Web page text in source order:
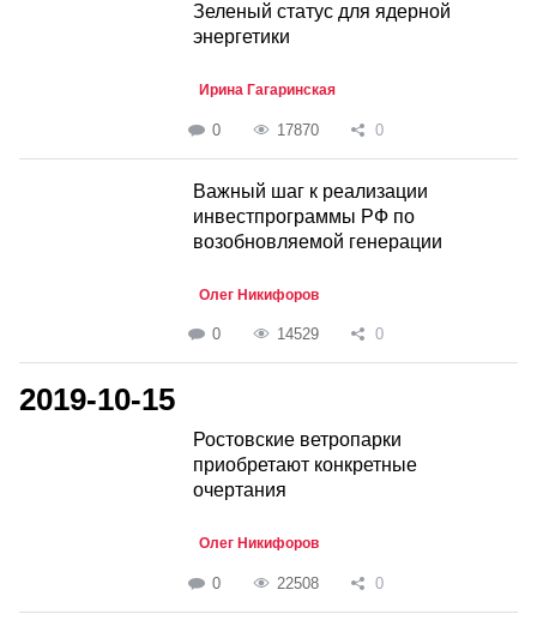
Зеленый статус для ядерной
энергетики
Ирина Гагаринская
0 17870 0
Важный шаг к реализации
инвестпрограммы РФ по
возобновляемой генерации
Олег Никифоров
0 14529 0
2019-10-15
Ростовские ветропарки
приобретают конкретные
очертания
Олег Никифоров
0 22508 0